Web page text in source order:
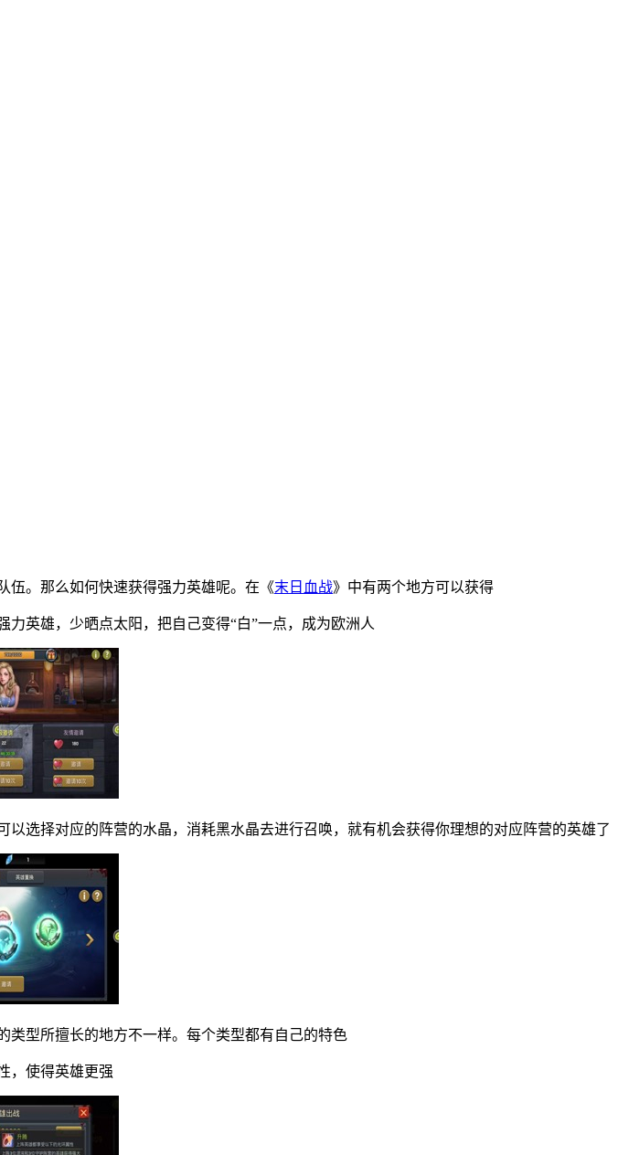
伍。那么如何快速获得强力英雄呢。在《末日血战》中有两个地方可以获得
英雄，少晒点太阳，把自己变得“白”一点，成为欧洲人
选择对应的阵营的水晶，消耗黑水晶去进行召唤，就有机会获得你理想的对应阵营的英雄了
类型所擅长的地方不一样。每个类型都有自己的特色
，使得英雄更强